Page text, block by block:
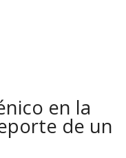
en la
de un